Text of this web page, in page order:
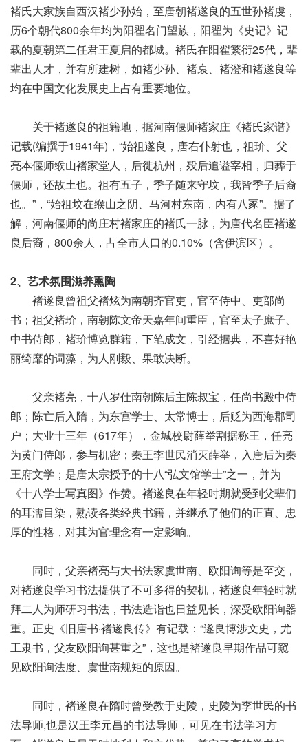
褚氏大家族自西汉褚少孙始，至唐朝褚遂良的五世孙褚虔，
历6个朝代800余年均为阳翟名门望族，阳翟为《史记》记
载的夏朝第二任君王夏启的都城。褚氏在阳翟繁衍25代，辈
辈出人才，并有所建树，如褚少孙、褚裒、褚澄和褚遂良等
均在中国文化发展史上占有重要地位。
关于褚遂良的祖籍地，据河南偃师褚家庄《褚氏家谱》
记载(编撰于1941年)，“始祖遂良，唐右仆射也，祖玠、父
亮本偃师缑山褚家堂人，后徙杭州，殁后追谥宰相，归葬于
偃师，还故土也。祖有五子，季子随来守坟，我皆季子后裔
也。”，“始祖坟在缑山之阴、马河村东南，内有八冢”。据了
解，河南偃师的尚庄村褚家庄的褚氏一脉，为唐代名臣褚遂
良后裔，800余人，占全市人口的0.10%（含伊滨区）。
2、艺术氛围滋养熏陶
褚遂良曾祖父褚炫为南朝齐官吏，官至侍中、吏部尚
书；祖父褚玠，南朝陈文帝天嘉年间重臣，官至太子庶子、
中书侍郎，褚玠博览群籍，下笔成文，引经据典，不喜好艳
丽绮靡的词藻，为人刚毅、果敢决断。
父亲褚亮，十八岁仕南朝陈后主陈叔宝，任尚书殿中侍
郎；陈亡后入隋，为东宫学士、太常博士，后贬为西海郡司
户；大业十三年（617年），金城校尉薛举割据称王，任亮
为黄门侍郎，参与机密；秦王李世民消灭薛举，入唐后为秦
王府文学；是唐太宗授予的十八“弘文馆学士”之一，并为
《十八学士写真图》作赞。褚遂良在年轻时期就受到父辈们
的耳濡目染，熟读各类经典书籍，并继承了他们的正直、忠
厚的性格，对其为官理念有一定影响。
同时，父亲褚亮与大书法家虞世南、欧阳询等是至交，
对褚遂良学习书法提供了不可多得的契机，褚遂良年轻时就
拜二人为师研习书法，书法造诣也日益见长，深受欧阳询器
重。正史《旧唐书·褚遂良传》有记载：“遂良博涉文史，尤
工隶书，父友欧阳询甚重之”，这也是褚遂良早期作品可窥
见欧阳询法度、虞世南规矩的原因。
同时，褚遂良在隋时曾受教于史陵，史陵为李世民的书
法导师,也是汉王李元昌的书法导师，可见在书法学习方